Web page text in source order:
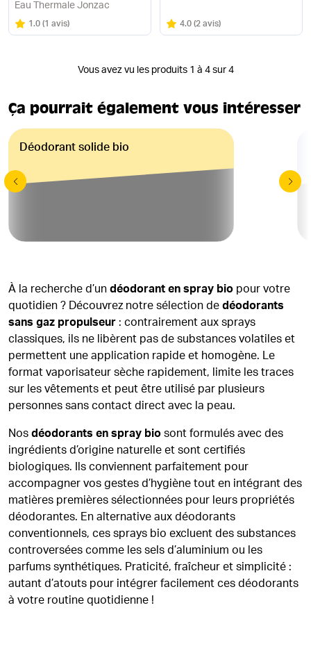
Eau Thermale Jonzac
Note
1.0 sur 5
(1 avis) Note
4.0 sur 5
(2 avis)
Vous avez vu les produits 1 à 4 sur 4
Ça pourrait également vous intéresser
Déodorant solide bio
À la recherche d’un déodorant en spray bio pour votre
quotidien ? Découvrez notre sélection de déodorants
sans gaz propulseur : contrairement aux sprays
classiques, ils ne libèrent pas de substances volatiles et
permettent une application rapide et homogène. Le
format vaporisateur sèche rapidement, limite les traces
sur les vêtements et peut être utilisé par plusieurs
personnes sans contact direct avec la peau.
Nos déodorants en spray bio sont formulés avec des
ingrédients d’origine naturelle et sont certifiés
biologiques. Ils conviennent parfaitement pour
accompagner vos gestes d’hygiène tout en intégrant des
matières premières sélectionnées pour leurs propriétés
déodorantes. En alternative aux déodorants
conventionnels, ces sprays bio excluent des substances
controversées comme les sels d’aluminium ou les
parfums synthétiques. Praticité, fraîcheur et simplicité :
autant d’atouts pour intégrer facilement ces déodorants
à votre routine quotidienne !